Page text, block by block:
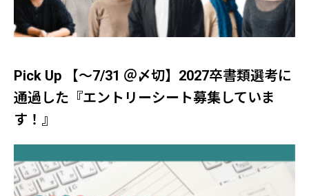
Pick Up 【～7/31 ＠〆切】2027卒書類選考に
通過した『エントリーシート募集していま
す！』